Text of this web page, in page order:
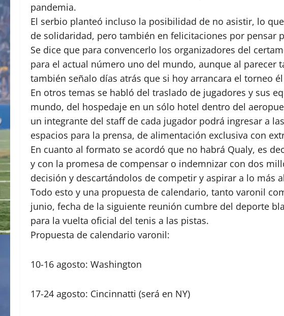
pandemia.
El serbio planteó incluso la posibilidad de no asistir, lo
de solidaridad, pero también en felicitaciones por pensar
Se dice que para convencerlo los organizadores del
para el actual número uno del mundo, aunque al parecer
también señalo días atrás que si hoy arrancara el torneo
En otros temas se habló del traslado de jugadores y sus
mundo, del hospedaje en un sólo hotel dentro del
un integrante del staff de cada jugador podrá ingresar a
espacios para la prensa, de alimentación exclusiva con
En cuanto al formato se acordó que no habrá Qualy, es
y con la promesa de compensar o indemnizar con dos
decisión y descartándolos de competir y aspirar a lo más
Todo esto y una propuesta de calendario, tanto varonil
junio, fecha de la siguiente reunión cumbre del deporte
para la vuelta oficial del tenis a las pistas.
Propuesta de calendario varonil:
10-16 agosto: Washington
17-24 agosto: Cincinnatti (será en NY)